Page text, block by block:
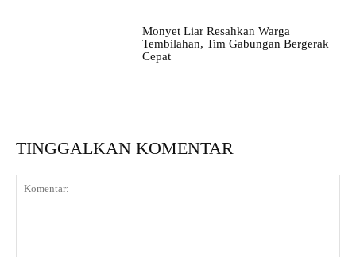
Monyet Liar Resahkan Warga
Tembilahan, Tim Gabungan Bergerak
Cepat
TINGGALKAN KOMENTAR